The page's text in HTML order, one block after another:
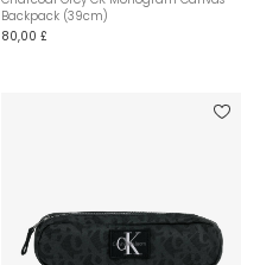
Backpack (39cm)
80,00 £